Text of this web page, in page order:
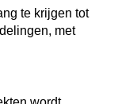
te krijgen tot
met